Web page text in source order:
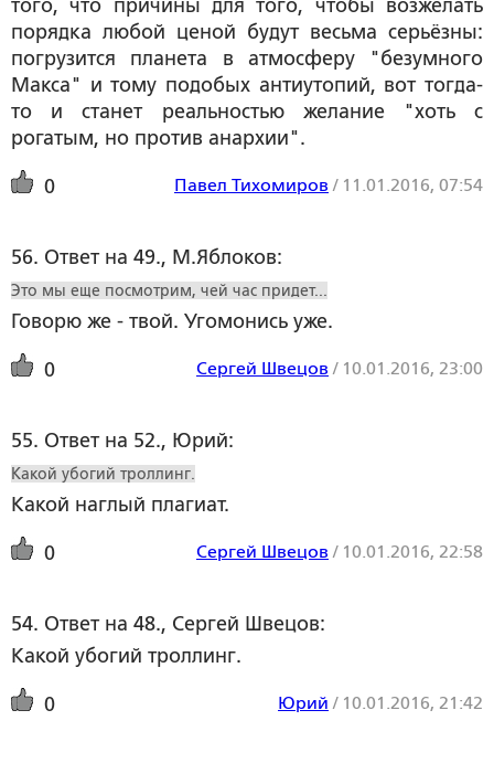
того, что причины для того, чтобы возжелать
порядка любой ценой будут весьма серьёзны:
погрузится планета в атмосферу "безумного
Макса" и тому подобых антиутопий, вот тогда-
то и станет реальностью желание "хоть с
рогатым, но против анархии".
0 Павел Тихомиров / 11.01.2016, 07:54
56. Ответ на 49., М.Яблоков:
Это мы еще посмотрим, чей час придет...
Говорю же - твой. Угомонись уже.
0 Сергей Швецов / 10.01.2016, 23:00
55. Ответ на 52., Юрий:
Какой убогий троллинг.
Какой наглый плагиат.
0 Сергей Швецов / 10.01.2016, 22:58
54. Ответ на 48., Сергей Швецов:
Какой убогий троллинг.
0 Юрий / 10.01.2016, 21:42